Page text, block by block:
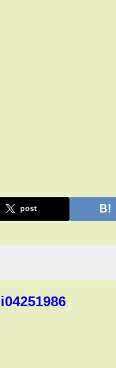
post